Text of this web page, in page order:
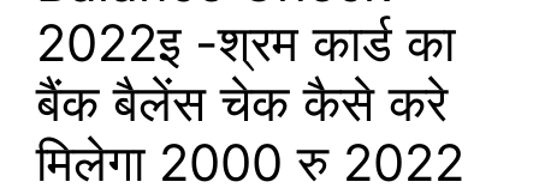
2022इ -श्रम कार्ड का
बैंक बैलेंस चेक कैसे करे
मिलेगा 2000 रु 2022